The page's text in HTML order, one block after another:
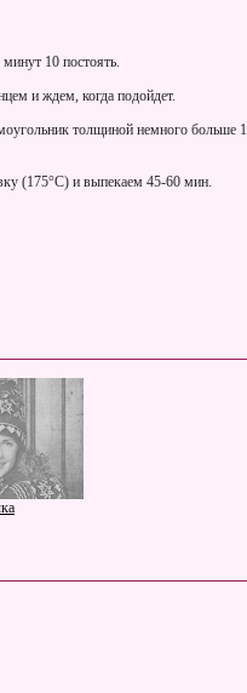
10 постоять.
и ждем, когда подойдет.
толщиной немного больше 1
(175°С) и выпекаем 45-60 мин.